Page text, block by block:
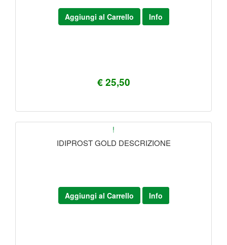
€ 25,50
Aggiungi al Carrello Info
!
IDIPROST GOLD DESCRIZIONE
Aggiungi al Carrello Info